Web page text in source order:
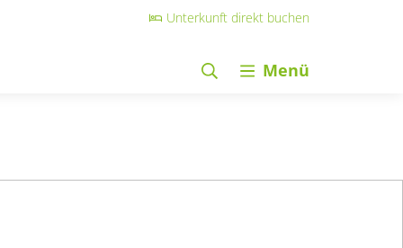
Unterkunft direkt buchen
Menü